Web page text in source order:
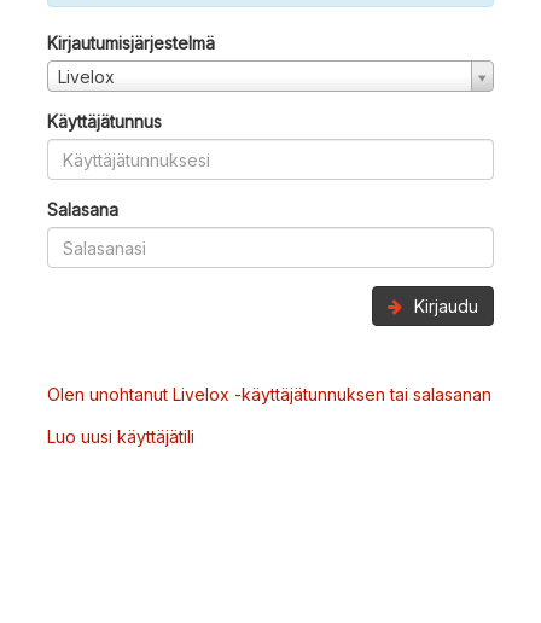
Kirjautumisjärjestelmä
Livelox
Käyttäjätunnus
Salasana
Kirjaudu
Olen unohtanut Livelox -käyttäjätunnuksen tai salasanan
Luo uusi käyttäjätili